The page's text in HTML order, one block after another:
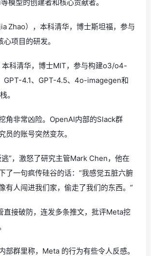
模型的创建者和核心贡献者。
Zhao），本科清华，博士斯坦福，参与
项目的研发。
科清华，博士MIT，参与构建o3/o4-
GPT-4.1、GPT-4.5、4o-imagegen和
。
角非常凶险。OpenAI内部的Slack群
员的账号突然变灰。
”，激怒了研究主管Mark Chen，他在
了一句疯传硅谷的话：“我感觉五脏六腑
有人闯进我们家，偷走了我们的东西。”
直接破防，连发多条推文，批评Meta挖
部群里称，Meta 的行为有些令人反感。